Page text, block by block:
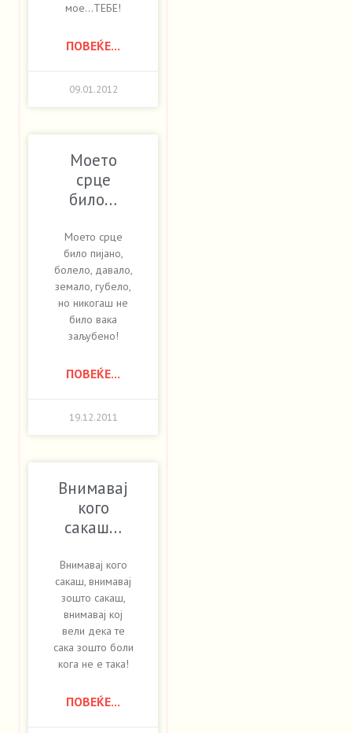
мое…ТЕБЕ!
ПОВЕЌЕ...
09.01.2012
Моето
срце
било…
Моето срце
било пијано,
болело, давало,
земало, губело,
но никогаш не
било вака
заљубено!
ПОВЕЌЕ...
19.12.2011
Внимавај
кого
сакаш…
Внимавај кого
сакаш, внимавај
зошто сакаш,
внимавај кој
вели дека те
сака зошто боли
кога не е така!
ПОВЕЌЕ...